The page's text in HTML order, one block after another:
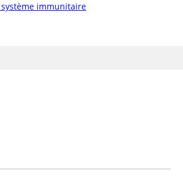
immunitaire